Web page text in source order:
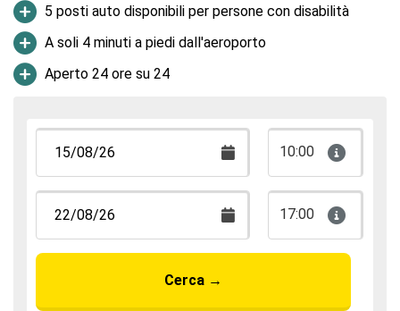
5 posti auto disponibili per persone con disabilità
A soli 4 minuti a piedi dall'aeroporto
Aperto 24 ore su 24
10:00
17:00
Cerca →